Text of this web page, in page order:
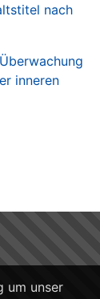
nach
inneren
um unser